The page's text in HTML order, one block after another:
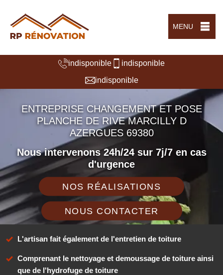
MENU
indisponible
indisponible
indisponible
ENTREPRISE CHANGEMENT ET POSE
PLANCHE DE RIVE MARCILLY D
AZERGUES 69380
Nous intervenons 24h/24 sur 7j/7 en cas
d'urgence
NOS RÉALISATIONS
NOUS CONTACTER
L'artisan fait également de l'entretien de toiture
Comprenant le nettoyage et demoussage de toiture ainsi
que de l'hydrofuge de toiture